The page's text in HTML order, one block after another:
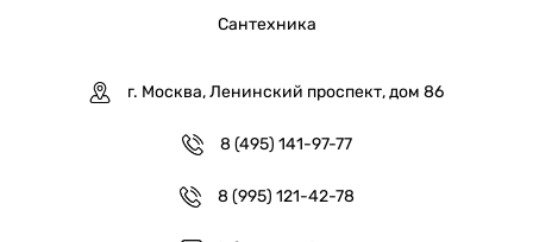
Сантехника
г. Москва, Ленинский проспект, дом 86
8 (495) 141-97-77
8 (995) 121-42-78